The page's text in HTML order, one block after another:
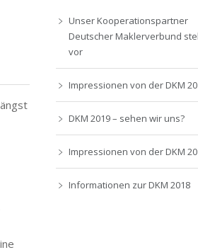
Unser Kooperationspartner
Deutscher Maklerverbund
vor
Impressionen von der DKM
DKM 2019 – sehen wir uns?
Impressionen von der DKM
Informationen zur DKM 2018